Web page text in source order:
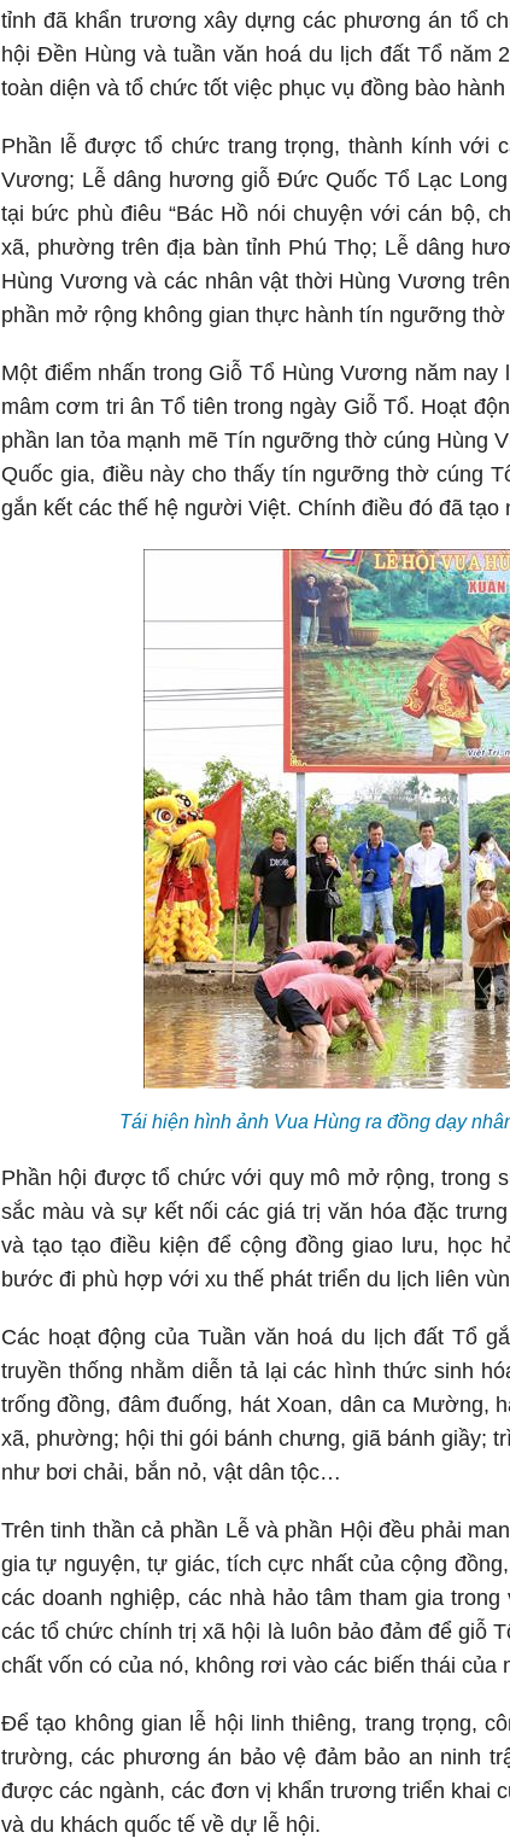
tỉnh đã khẩn trương xây dựng các phương án tổ
hội Đền Hùng và tuần văn hoá du lịch đất Tổ năm
toàn diện và tổ chức tốt việc phục vụ đồng bào
Phần lễ được tổ chức trang trọng, thành kính với
Vương; Lễ dâng hương giỗ Đức Quốc Tổ Lạc
tại bức phù điêu “Bác Hồ nói chuyện với cán bộ,
xã, phường trên địa bàn tỉnh Phú Thọ; Lễ dâng
Hùng Vương và các nhân vật thời Hùng Vương
phần mở rộng không gian thực hành tín ngưỡng
Một điểm nhấn trong Giỗ Tổ Hùng Vương năm
mâm cơm tri ân Tổ tiên trong ngày Giỗ Tổ. Hoạt
phần lan tỏa mạnh mẽ Tín ngưỡng thờ cúng Hùng
Quốc gia, điều này cho thấy tín ngưỡng thờ cúng
gắn kết các thế hệ người Việt. Chính điều đó đã
Tái hiện hình ảnh Vua Hùng ra đồng dạy
Phần hội được tổ chức với quy mô mở rộng, trong
sắc màu và sự kết nối các giá trị văn hóa đặc
và tạo tạo điều kiện để cộng đồng giao lưu, học
bước đi phù hợp với xu thế phát triển du lịch liên
Các hoạt động của Tuần văn hoá du lịch đất Tổ
truyền thống nhằm diễn tả lại các hình thức sinh
trống đồng, đâm đuống, hát Xoan, dân ca Mường,
xã, phường; hội thi gói bánh chưng, giã bánh giầy;
như bơi chải, bắn nỏ, vật dân tộc…
Trên tinh thần cả phần Lễ và phần Hội đều phải
gia tự nguyện, tự giác, tích cực nhất của cộng
các doanh nghiệp, các nhà hảo tâm tham gia
các tổ chức chính trị xã hội là luôn bảo đảm để giỗ
chất vốn có của nó, không rơi vào các biến thái
Để tạo không gian lễ hội linh thiêng, trang trọng,
trường, các phương án bảo vệ đảm bảo an ninh
được các ngành, các đơn vị khẩn trương triển khai
và du khách quốc tế về dự lễ hội.